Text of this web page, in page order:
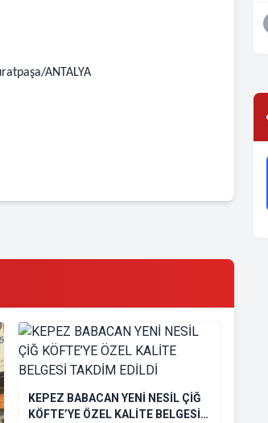
ANTALYA
KEPEZ BABACAN YENİ NESİL ÇİĞ
KÖFTE’YE ÖZEL KALİTE BELGESİ